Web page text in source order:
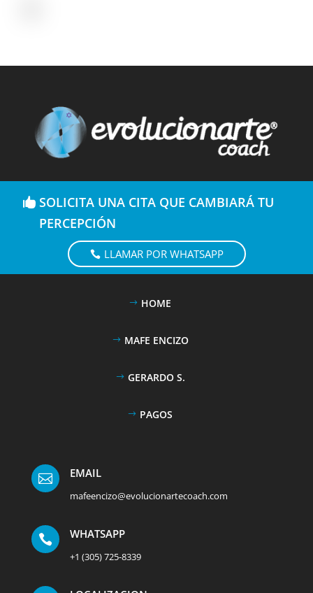
SOLICITA UNA CITA QUE CAMBIARÁ TU
PERCEPCIÓN
LLAMAR POR WHATSAPP
HOME
MAFE ENCIZO
GERARDO S.
PAGOS
 EMAIL
mafeencizo@evolucionartecoach.com
 WHATSAPP
+1 (305) 725-8339